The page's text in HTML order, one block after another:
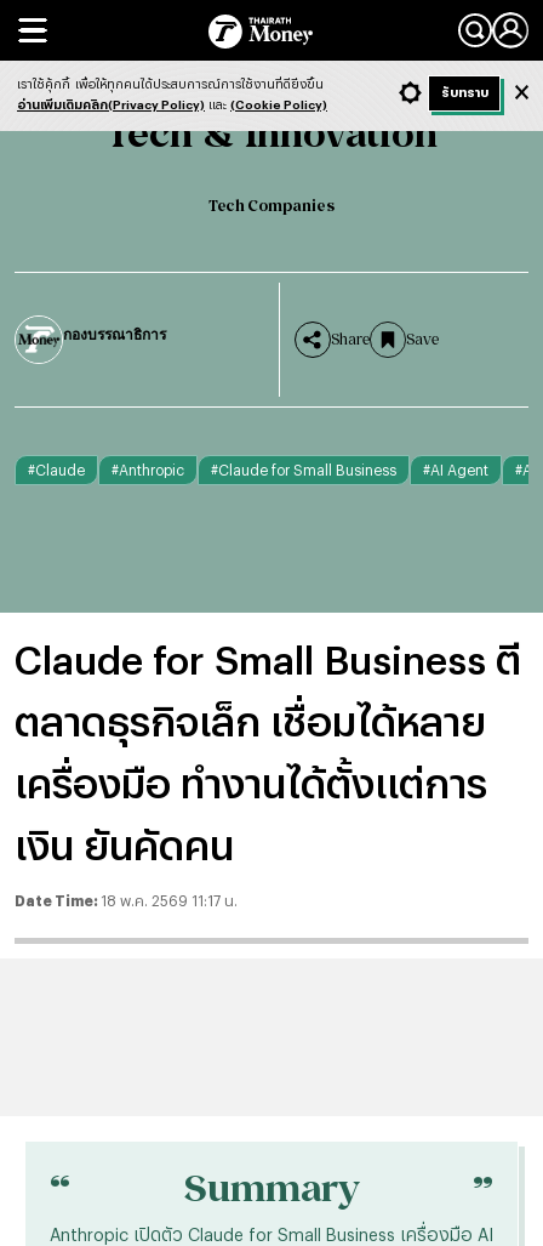
Search
Tech & Innovation Tech Companies
Tech & Innovation
Tech Companies
กองบรรณาธิการ Share Save
#Claude #Anthropic #Claude for Small Business #AI Agent #
Claude for Small Business ตี
ตลาดธุรกิจเล็ก เชื่อมได้หลาย
เครื่องมือ ทำงานได้ตั้งแต่การ
เงิน ยันคัดคน
Date Time: 18 พ.ค. 2569 11:17 น.
- ก + ก Dark ฟังข่าว
English version
“ Summary “
Anthropic เปิดตัว Claude for Small Business เครื่องมือ AI
เราใช้คุ้กกี้ เพื่อให้ทุกคนได้ประสบการณ์การใช้งานที่ดียิ่งขึ้น
อ่านเพิ่มเติมคลิก(Privacy Policy) และ (Cookie Policy)
รับทราบ